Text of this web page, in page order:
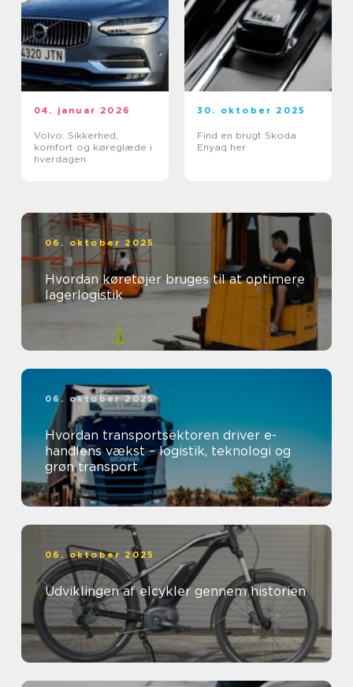
04. januar 2026
Volvo: Sikkerhed,
komfort og køreglæde i
hverdagen
30. oktober 2025
Find en brugt Skoda
Enyaq her
06. oktober 2025
Hvordan køretøjer bruges til at optimere
lagerlogistik
06. oktober 2025
Hvordan transportsektoren driver e-
handlens vækst – logistik, teknologi og
grøn transport
06. oktober 2025
Udviklingen af elcykler gennem historien